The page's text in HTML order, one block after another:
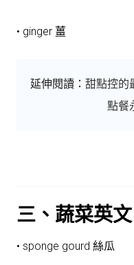
• ginger 薑
延伸閱讀： 甜點控的
點餐
三、蔬菜英文
• sponge gourd 絲瓜